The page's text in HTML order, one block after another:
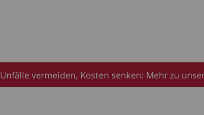
Unfälle vermeiden, Kosten senken: Mehr zu